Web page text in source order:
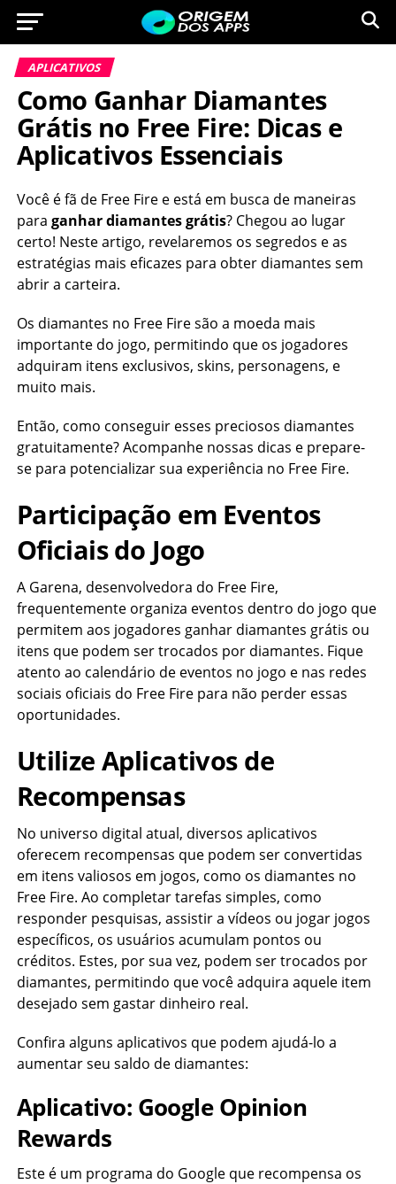
APLICATIVOS
Como Ganhar Diamantes
Grátis no Free Fire: Dicas e
Aplicativos Essenciais
Você é fã de Free Fire e está em busca de maneiras
para ganhar diamantes grátis? Chegou ao lugar
certo! Neste artigo, revelaremos os segredos e as
estratégias mais eficazes para obter diamantes sem
abrir a carteira.
Os diamantes no Free Fire são a moeda mais
importante do jogo, permitindo que os jogadores
adquiram itens exclusivos, skins, personagens, e
muito mais.
Então, como conseguir esses preciosos diamantes
gratuitamente? Acompanhe nossas dicas e prepare-
se para potencializar sua experiência no Free Fire.
Participação em Eventos
Oficiais do Jogo
A Garena, desenvolvedora do Free Fire,
frequentemente organiza eventos dentro do jogo que
permitem aos jogadores ganhar diamantes grátis ou
itens que podem ser trocados por diamantes. Fique
atento ao calendário de eventos no jogo e nas redes
sociais oficiais do Free Fire para não perder essas
oportunidades.
Utilize Aplicativos de
Recompensas
No universo digital atual, diversos aplicativos
oferecem recompensas que podem ser convertidas
em itens valiosos em jogos, como os diamantes no
Free Fire. Ao completar tarefas simples, como
responder pesquisas, assistir a vídeos ou jogar jogos
específicos, os usuários acumulam pontos ou
créditos. Estes, por sua vez, podem ser trocados por
diamantes, permitindo que você adquira aquele item
desejado sem gastar dinheiro real.
Confira alguns aplicativos que podem ajudá-lo a
aumentar seu saldo de diamantes:
Aplicativo: Google Opinion
Rewards
Este é um programa do Google que recompensa os